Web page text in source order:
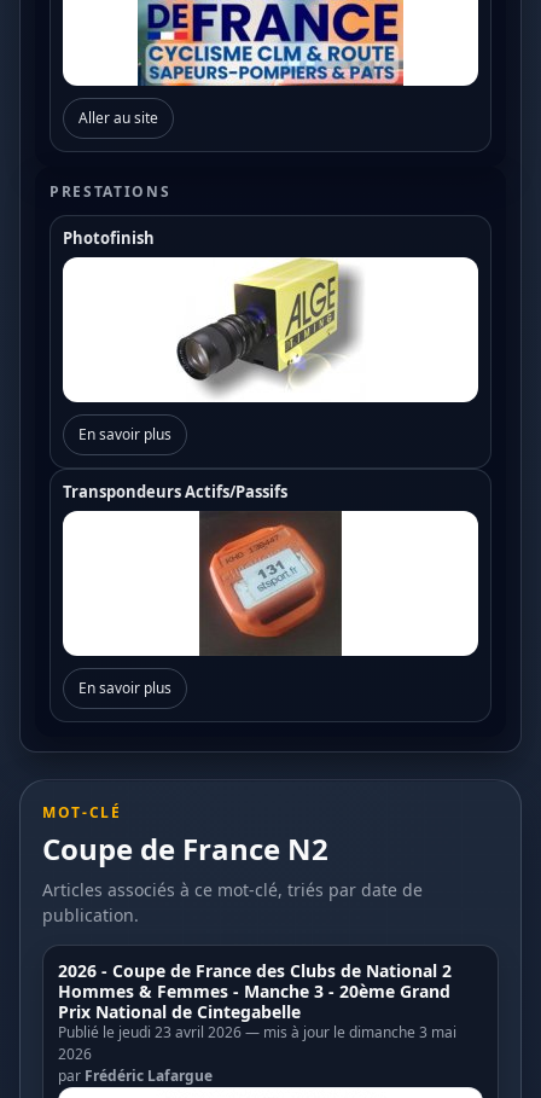
Aller au site
PRESTATIONS
Photofinish
En savoir plus
Transpondeurs Actifs/Passifs
En savoir plus
MOT-CLÉ
Coupe de France N2
Articles associés à ce mot-clé, triés par date de
publication.
2026 - Coupe de France des Clubs de National 2
Hommes & Femmes - Manche 3 - 20ème Grand
Prix National de Cintegabelle
Publié le jeudi 23 avril 2026 — mis à jour le dimanche 3 mai
2026
par Frédéric Lafargue